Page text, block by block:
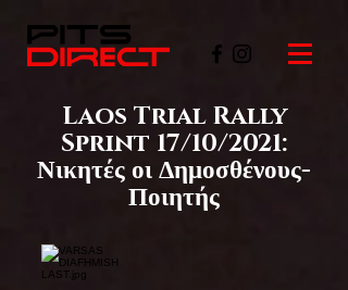
Laos Trial Rally
Sprint 17/10/2021:
Νικητές οι Δημοσθένους-
Ποιητής